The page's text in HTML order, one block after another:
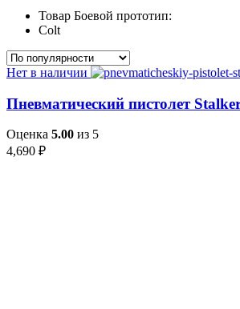
Товар Боевой прототип:
Colt
Нет в наличии
Пневматический пистолет
Оценка 5.00 из 5
4,690 ₽